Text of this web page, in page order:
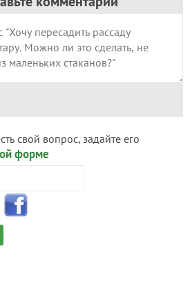
свой вопрос, задайте его
форме